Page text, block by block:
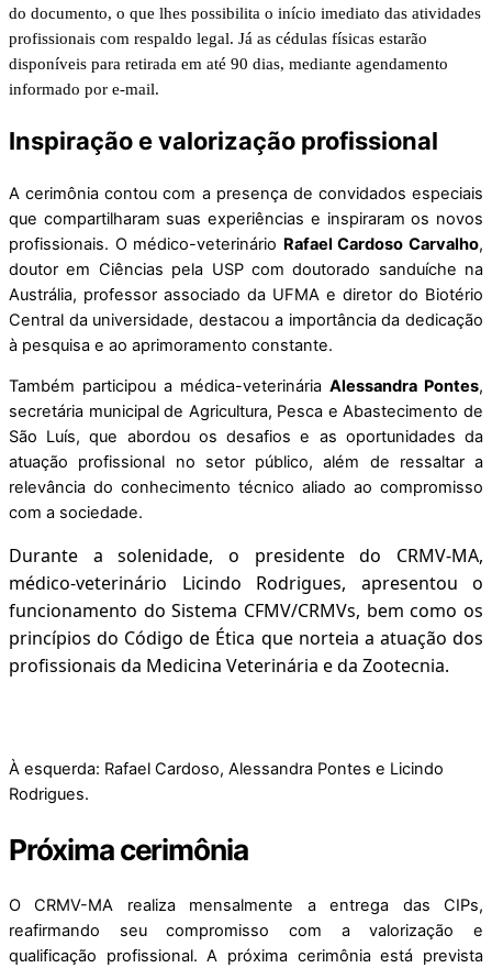
do documento, o que lhes possibilita o início imediato das atividades
profissionais com respaldo legal. Já as cédulas físicas estarão
disponíveis para retirada em até 90 dias, mediante agendamento
informado por e-mail.
Inspiração e valorização profissional
A cerimônia contou com a presença de convidados especiais
que compartilharam suas experiências e inspiraram os novos
profissionais. O médico-veterinário Rafael Cardoso Carvalho,
doutor em Ciências pela USP com doutorado sanduíche na
Austrália, professor associado da UFMA e diretor do Biotério
Central da universidade, destacou a importância da dedicação
à pesquisa e ao aprimoramento constante.
Também participou a médica-veterinária Alessandra Pontes,
secretária municipal de Agricultura, Pesca e Abastecimento de
São Luís, que abordou os desafios e as oportunidades da
atuação profissional no setor público, além de ressaltar a
relevância do conhecimento técnico aliado ao compromisso
com a sociedade.
Durante a solenidade, o presidente do CRMV-MA,
médico-veterinário Licindo Rodrigues, apresentou o
funcionamento do Sistema CFMV/CRMVs, bem como os
princípios do Código de Ética que norteia a atuação dos
profissionais da Medicina Veterinária e da Zootecnia.
À esquerda: Rafael Cardoso, Alessandra Pontes e Licindo
Rodrigues.
Próxima cerimônia
O CRMV-MA realiza mensalmente a entrega das CIPs,
reafirmando seu compromisso com a valorização e
qualificação profissional. A próxima cerimônia está prevista